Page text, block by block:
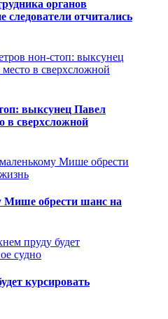
органов
следователи отчитались
выксунец Павел
в сверхсложной
Мише обрести шанс на
курсировать